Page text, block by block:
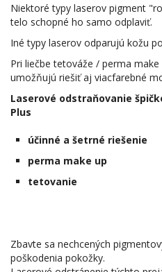
Niektoré typy laserov pigment
telo schopné ho samo odplaviť.
Iné typy laserov odparujú kožu
Pri liečbe tetováže / perma
umožňujú riešiť aj viacfarebné
Laserové odstraňovanie
Plus
účinné a šetrné riešenie
perma make up
tetovanie
Zbavte sa nechcených
poškodenia pokožky.